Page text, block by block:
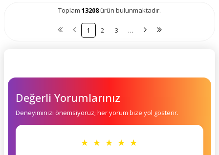
Toplam 13208ürün bulunmaktadır.
1 2 3 …
Değerli Yorumlarınız
Deneyiminizi önemsiyoruz; her yorum bize yol gösterir.
★ ★ ★ ★ ★